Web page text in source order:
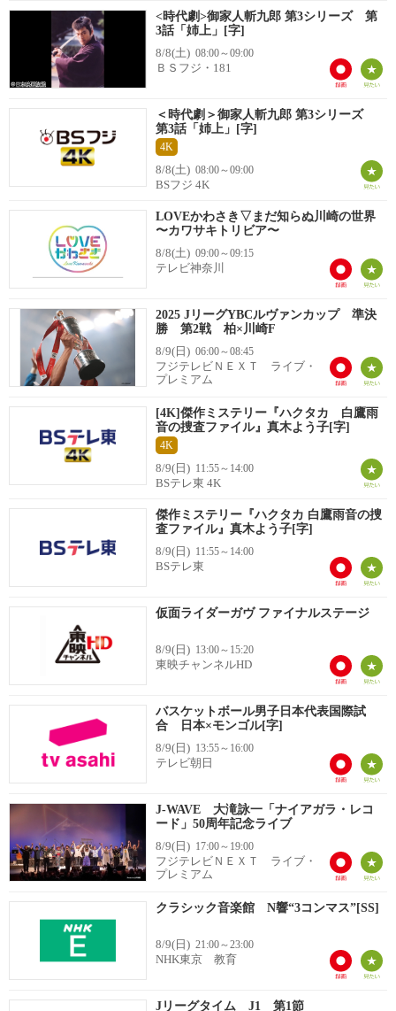
<時代劇>御家人斬九郎 第3シリーズ 第
3話「姉上」[字]
8/8(土) 08:00～09:00
ＢＳフジ・181
＜時代劇＞御家人斬九郎 第3シリーズ
第3話「姉上」[字]
4K
8/8(土) 08:00～09:00
BSフジ 4K
LOVEかわさき▽まだ知らぬ川崎の世界
〜カワサキトリビア〜
8/8(土) 09:00～09:15
テレビ神奈川
2025 JリーグYBCルヴァンカップ 準決
勝 第2戦 柏×川崎F
8/9(日) 06:00～08:45
フジテレビＮＥＸＴ ライブ・
プレミアム
[4K]傑作ミステリー『ハクタカ 白鷹雨
音の捜査ファイル』真木よう子[字]
4K
8/9(日) 11:55～14:00
BSテレ東 4K
傑作ミステリー『ハクタカ 白鷹雨音の捜
査ファイル』真木よう子[字]
8/9(日) 11:55～14:00
BSテレ東
仮面ライダーガヴ ファイナルステージ
8/9(日) 13:00～15:20
東映チャンネルHD
バスケットボール男子日本代表国際試
合 日本×モンゴル[字]
8/9(日) 13:55～16:00
テレビ朝日
J-WAVE 大滝詠一「ナイアガラ・レコ
ード」50周年記念ライブ
8/9(日) 17:00～19:00
フジテレビＮＥＸＴ ライブ・
プレミアム
クラシック音楽館 N響“3コンマス”[SS]
8/9(日) 21:00～23:00
NHK東京 教育
Jリーグタイム J1 第1節